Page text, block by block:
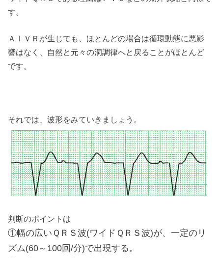
す。
ＡＩＶＲが生じても、ほとんどの場合は循環動態に悪影
響はなく、自然と元々の洞調律へと戻ることがほとんど
です。
それでは、波形をみていきましょう。
判断のポイントは
①幅の広いＱＲＳ波(ワイドＱＲＳ波)が、一定のリ
ズム(60～100回/分)で出現する。